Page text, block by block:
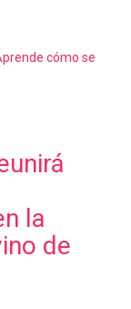
cómo se
la
de